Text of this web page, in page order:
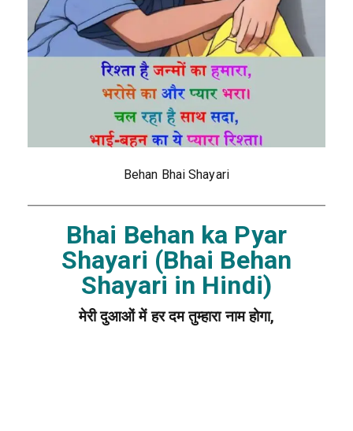
Behan Bhai Shayari
Bhai Behan ka Pyar
Shayari (Bhai Behan
Shayari in Hindi)
मेरी दुआओं में हर दम तुम्हारा नाम होगा,